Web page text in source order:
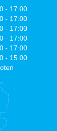
- 17:00
- 17:00
- 17:00
- 17:00
- 17:00
- 15:00